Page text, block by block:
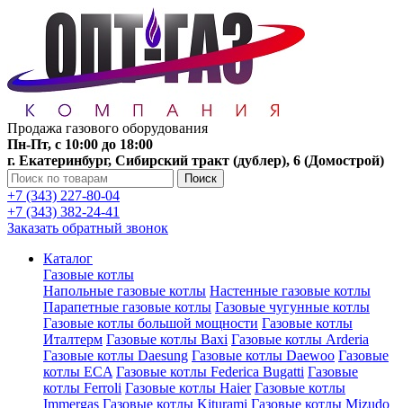
Продажа газового оборудования
Пн-Пт, с 10:00 до 18:00
г. Екатеринбург, Сибирский тракт (дублер), 6 (Домострой)
Поиск
+7 (343) 227-80-04
+7 (343) 382-24-41
Заказать обратный звонок
Каталог
Газовые котлы
Напольные газовые котлы Настенные газовые котлы
Парапетные газовые котлы Газовые чугунные котлы
Газовые котлы большой мощности Газовые котлы
Италтерм Газовые котлы Baxi Газовые котлы Arderia
Газовые котлы Daesung Газовые котлы Daewoo Газовые
котлы ECA Газовые котлы Federica Bugatti Газовые
котлы Ferroli Газовые котлы Haier Газовые котлы
Immergas Газовые котлы Kiturami Газовые котлы Mizudo